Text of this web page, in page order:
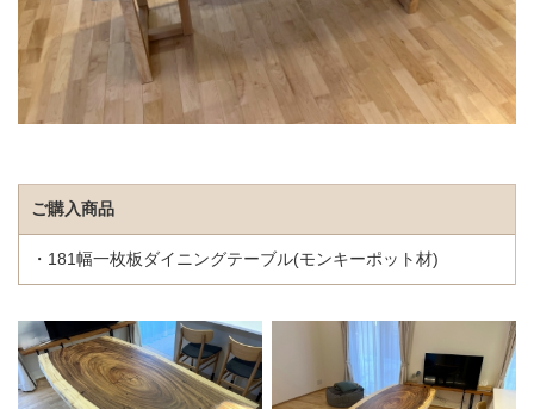
ご購入商品
・181幅一枚板ダイニングテーブル(モンキーポット材)